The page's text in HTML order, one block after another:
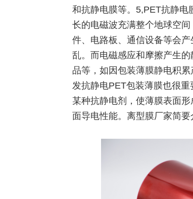
和抗静电膜等。5,PET抗静电
长的电磁波充满整个地球空
件、电路板、通信设备等会
乱。而电磁感应和摩擦产生
品等，如因包装薄膜静电积
发抗静电PET包装薄膜也很
某种抗静电剂，使薄膜表面
面导电性能。离型膜厂家简